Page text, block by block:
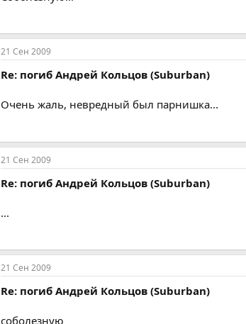
21 Сен 2009
Re: погиб Андрей Кольцов (Suburban)
Очень жаль, невредный был парнишка...
21 Сен 2009
Re: погиб Андрей Кольцов (Suburban)
...
21 Сен 2009
Re: погиб Андрей Кольцов (Suburban)
соболезную